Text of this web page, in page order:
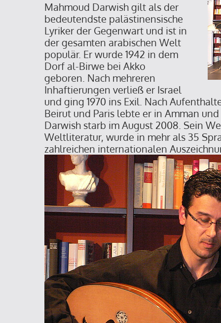
Mahmoud Darwish gilt als der
bedeutendste palästinensische
Lyriker der Gegenwart und ist in
der gesamten arabischen Welt
populär. Er wurde 1942 in dem
Dorf al-Birwe bei Akko
geboren. Nach mehreren
Inhaftierungen verließ er Israel
und ging 1970 ins Exil. Nach
Beirut und Paris lebte er in Amman
Darwish starb im August 2008. Sein
Weltliteratur, wurde in mehr als 35
zahlreichen internationalen